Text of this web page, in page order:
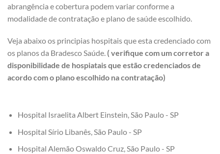
abrangência e cobertura podem variar conforme a
modalidade de contratação e plano de saúde escolhido.
Veja abaixo os principias hospitais que esta credenciado com
os planos da Bradesco Saúde. ( verifique com um corretor a
disponibilidade de hospiatais que estão credenciados de
acordo com o plano escolhido na contratação)
Hospital Israelita Albert Einstein, São Paulo - SP
Hospital Sírio Libanês, São Paulo - SP
Hospital Alemão Oswaldo Cruz, São Paulo - SP